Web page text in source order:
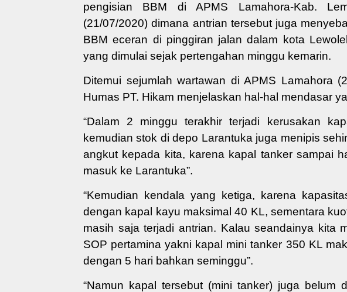
pengisian BBM di APMS Lamahora-Kab.
(21/07/2020) dimana antrian tersebut juga
BBM eceran di pinggiran jalan dalam kota
yang dimulai sejak pertengahan minggu kemarin.
Ditemui sejumlah wartawan di APMS Lamahora
Humas PT. Hikam menjelaskan hal-hal mendasar
“Dalam 2 minggu terakhir terjadi kerusakan
kemudian stok di depo Larantuka juga menipis
angkut kepada kita, karena kapal tanker sampai
masuk ke Larantuka”.
“Kemudian kendala yang ketiga, karena
dengan kapal kayu maksimal 40 KL, sementara
masih saja terjadi antrian. Kalau seandainya kita
SOP pertamina yakni kapal mini tanker 350 KL
dengan 5 hari bahkan seminggu”.
“Namun kapal tersebut (mini tanker) juga belum